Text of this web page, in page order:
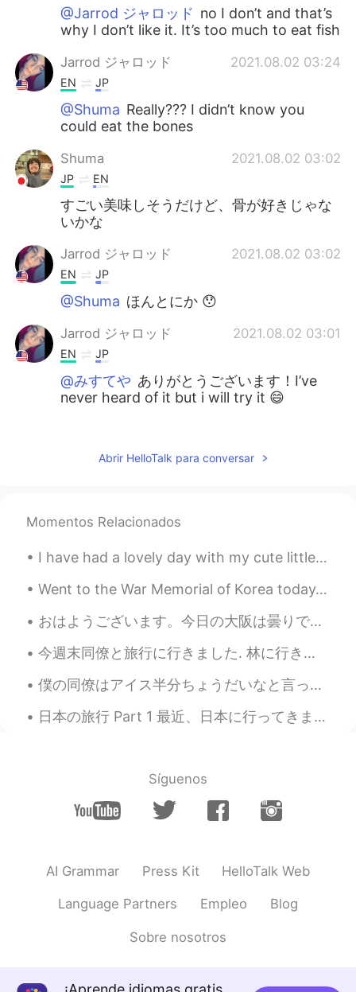
@Jarrod ジャロッド no I don’t and that’s
why I don’t like it. It’s too much to eat fish
Jarrod ジャロッド 2021.08.02 03:24
EN JP
@Shuma Really??? I didn’t know you
could eat the bones
Shuma 2021.08.02 03:02
JP EN
すごい美味しそうだけど、骨が好きじゃな
いかな
Jarrod ジャロッド 2021.08.02 03:02
EN JP
@Shuma ほんとにか 😯
Jarrod ジャロッド 2021.08.02 03:01
EN JP
@みすてや ありがとうございます！I’ve
never heard of it but i will try it 😄
JP EN
俺は食べず嫌いです😅
みすてや 2021.08.02 02:39
い！さらに美味しくなります
Jarrod ジャロッド 2021.08.02 02:31
@Shuma
はい、おいしいです、だいすけ
FA EN
Your dog is sooo cute 😍
Jarrod ジャロッド
@prairieありはとうございます！でもな
Abrir HelloTalk para conversar
Momentos Relacionados
I have had a lovely day with my cute little students, they really enjoy the learning experience a...
Went to the War Memorial of Korea today. I love this statue. It has two sets of soldiers fighting...
おはようございます。今日の大阪は曇りです。😊ところで、昨日の河豚コースはおいしかったです。友達はボーナスがもらったので、ご馳走されました。私はボーナスがありません。😭話が変わりますが、仕事の休憩...
今週末同僚と旅行に行きました. 林に行きました。たくさんお写真を撮りました。楽しかった。 I love being creative, but I often don’t have time ...
僕の同僚はアイス半分ちょうだいなと言った。どうしたら良いと思っていた。まさか舐めて次あげる？😜もしそれはやったら、チュみたいな感じじゃない？！ 英語でIndirect kissと言うか。ほとん...
日本の旅行 Part 1 最近、日本に行ってきましたけど、その話をしようと思います。久しぶりに日本語で録音するので、何日間日本語で録音するつもりです。 今回は十日間大阪を含めて、関西の色...
Síguenos
AI Grammar Press Kit HelloTalk Web
Language Partners Empleo Blog
Sobre nosotros